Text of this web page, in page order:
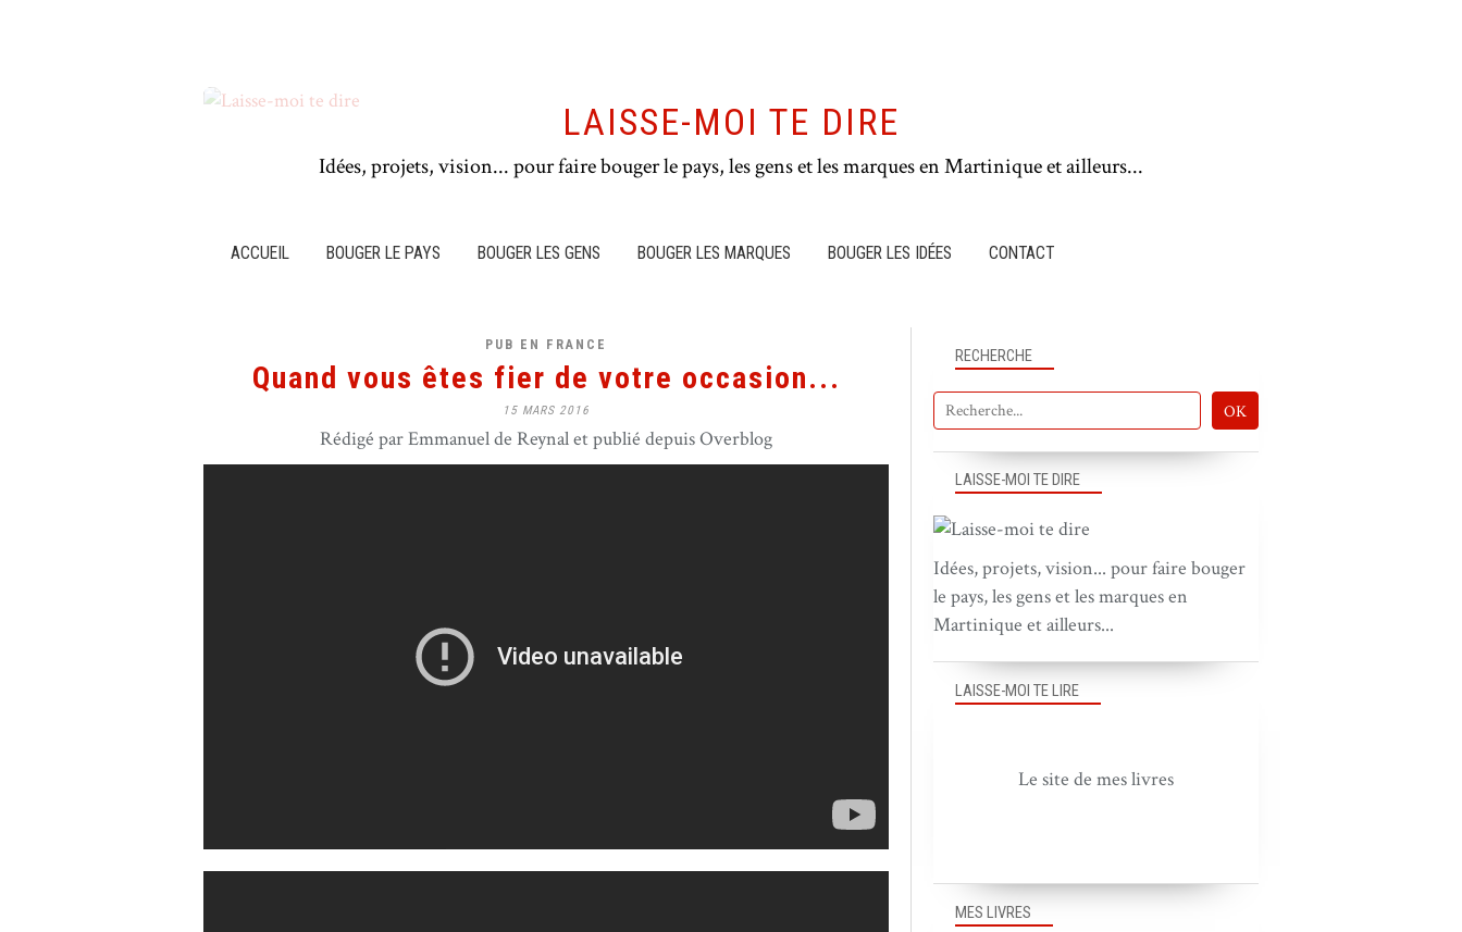
LAISSE-MOI TE DIRE
Idées, projets, vision... pour faire bouger le pays, les gens et les marques en Martinique et ailleurs...
ACCUEIL BOUGER LE PAYS BOUGER LES GENS BOUGER LES MARQUES BOUGER LES IDÉES CONTACT
PUB EN FRANCE
Quand vous êtes fier de votre occasion...
15 MARS 2016
Rédigé par Emmanuel de Reynal et publié depuis Overblog
RECHERCHE
LAISSE-MOI TE DIRE
Idées, projets, vision... pour faire bouger
le pays, les gens et les marques en
Martinique et ailleurs...
MES LIVRES
LAISSE-MOI TE LIRE
Le site de mes livres